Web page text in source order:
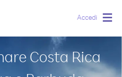
Accedi
Costa Rica